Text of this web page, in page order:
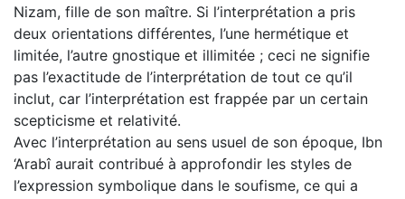
Nizam, fille de son maître. Si l’interprétation a pris
deux orientations différentes, l’une hermétique et
limitée, l’autre gnostique et illimitée ; ceci ne signifie
pas l’exactitude de l’interprétation de tout ce qu’il
inclut, car l’interprétation est frappée par un certain
scepticisme et relativité.
Avec l’interprétation au sens usuel de son époque, Ibn
‘Arabî aurait contribué à approfondir les styles de
l’expression symbolique dans le soufisme, ce qui a